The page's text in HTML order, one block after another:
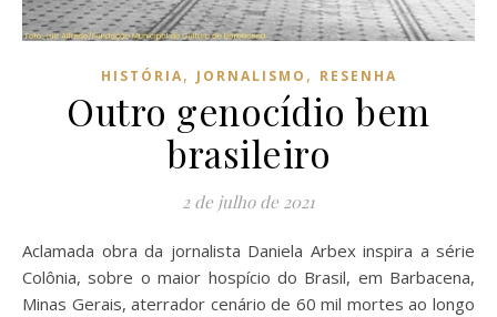
HISTÓRIA, JORNALISMO , RESENHA
Outro genocídio bem
brasileiro
2 de julho de 2021
Aclamada obra da jornalista Daniela Arbex inspira a série
Colônia, sobre o maior hospício do Brasil, em Barbacena,
Minas Gerais, aterrador cenário de 60 mil mortes ao longo